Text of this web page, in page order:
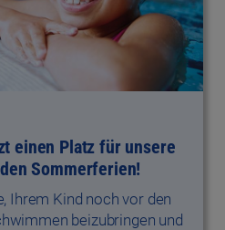
einen Platz für unsere
Sommerferien!
Ihrem Kind noch vor den
beizubringen und